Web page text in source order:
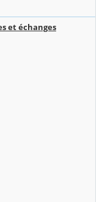
et échanges